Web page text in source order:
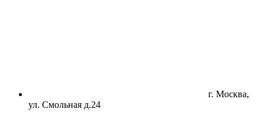
г. Москва,
ул. Смольная д.24